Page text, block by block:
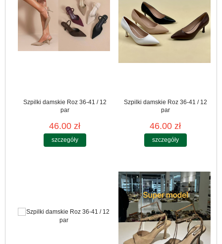
Szpilki damskie Roz 36-41 / 12
par
46.00 zł
szczegóły
Szpilki damskie Roz 36-41 / 12
par
46.00 zł
szczegóły